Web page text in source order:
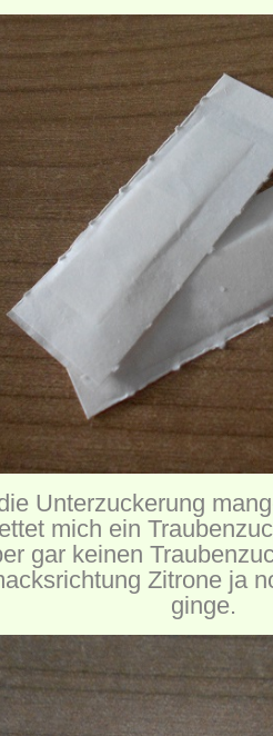
Unterzuckerung
mich ein
gar keinen
Zitrone ja
ginge.